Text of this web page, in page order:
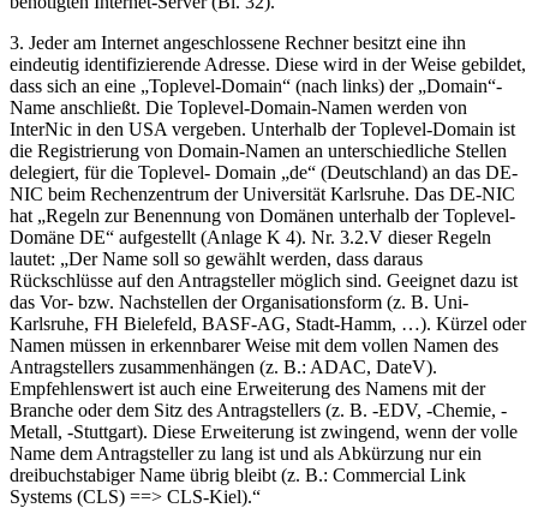
3. Jeder am Internet angeschlossene Rechner besitzt eine ihn
eindeutig identifizierende Adresse. Diese wird in der Weise gebildet,
dass sich an eine „Toplevel-Domain“ (nach links) der „Domain“-
Name anschließt. Die Toplevel-Domain-Namen werden von
InterNic in den USA vergeben. Unterhalb der Toplevel-Domain ist
die Registrierung von Domain-Namen an unterschiedliche Stellen
delegiert, für die Toplevel- Domain „de“ (Deutschland) an das DE-
NIC beim Rechenzentrum der Universität Karlsruhe. Das DE-NIC
hat „Regeln zur Benennung von Domänen unterhalb der Toplevel-
Domäne DE“ aufgestellt (Anlage K 4). Nr. 3.2.V dieser Regeln
lautet: „Der Name soll so gewählt werden, dass daraus
Rückschlüsse auf den Antragsteller möglich sind. Geeignet dazu ist
das Vor- bzw. Nachstellen der Organisationsform (z. B. Uni-
Karlsruhe, FH Bielefeld, BASF-AG, Stadt-Hamm, …). Kürzel oder
Namen müssen in erkennbarer Weise mit dem vollen Namen des
Antragstellers zusammenhängen (z. B.: ADAC, DateV).
Empfehlenswert ist auch eine Erweiterung des Namens mit der
Branche oder dem Sitz des Antragstellers (z. B. -EDV, -Chemie, -
Metall, -Stuttgart). Diese Erweiterung ist zwingend, wenn der volle
Name dem Antragsteller zu lang ist und als Abkürzung nur ein
dreibuchstabiger Name übrig bleibt (z. B.: Commercial Link
Systems (CLS) ==> CLS-Kiel).“